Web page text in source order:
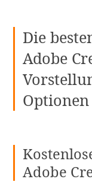
Die
Adobe
Optionen
Adobe